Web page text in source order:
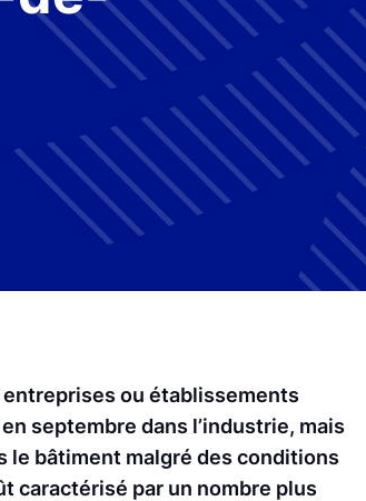
ou établissements
septembre dans l’industrie, mais
le bâtiment malgré des conditions
caractérisé par un nombre plus